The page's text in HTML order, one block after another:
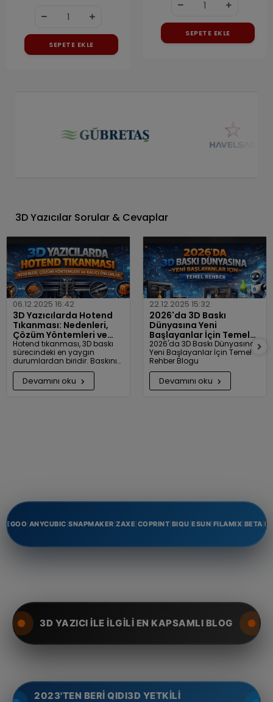
SEPETE EKLE
SEPETE EKLE
3D Yazıcılar Sorular & Cevaplar
06.12.2025 16:42
3D Yazıcılarda Hotend
Tıkanması: Nedenleri,
Çözüm Yöntemleri ve
Kalıcı Önlemler
Hotend tıkanması, 3D baskı
sürecindeki en yaygın
durumlardan biridir. Baskının
durmasına, kalitenin
düşmesine ve zaman
kaybına neden olur. Bu
Devamını oku
22.12.2025 15:32
2026'da 3D Baskı
Dünyasına Yeni
Başlayanlar İçin Temel
Rehber
2026'da 3D Baskı Dünyasına
Yeni Başlayanlar İçin Temel
Rehber Blogu
Devamını oku
ANYCUBIC SNAPMAKER ZAXE COPRINT BIQU ESUN FILAMIX BETA
3D YAZICI İLE İLGİLİ EN KAPSAMLI BLOG
2023'TEN BERİ QIDI3D YETKİLİ